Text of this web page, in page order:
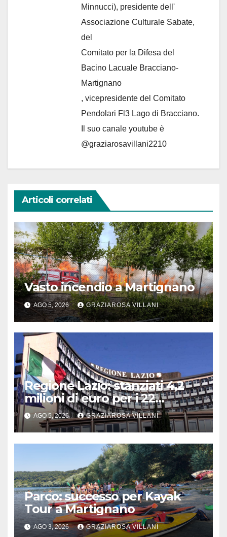
Minnucci), presidente dell'
Associazione Culturale Sabate,
del
Comitato per la Difesa del
Bacino Lacuale Bracciano-
Martignano
, vicepresidente del Comitato
Pendolari Fl3 Lago di Bracciano.
Il suo canale youtube è
@graziarosavillani2210
Articoli correlati
Vasto incendio a Martignano
AGO 5, 2026 GRAZIAROSA VILLANI
Regione Lazio: stanziati 4,2
milioni di euro per i 22
Comuni dell’Etruria
Meridionale
AGO 5, 2026 GRAZIAROSA VILLANI
Parco: successo per Kayak
Tour a Martignano
AGO 3, 2026 GRAZIAROSA VILLANI